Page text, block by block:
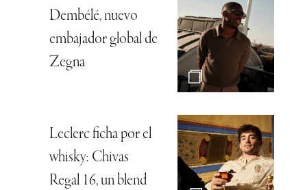
Dembélé, nuevo
embajador global de
Zegna
Leclerc ficha por el
whisky: Chivas
Regal 16, un blend